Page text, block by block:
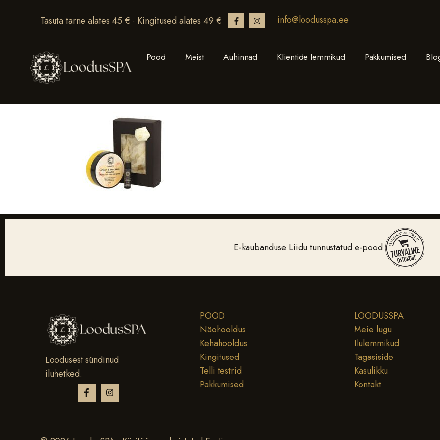
Tasuta tarne alates 45 € · Kingitused alates 49 € info@loodusspa.ee
Pood Meist Auhinnad Klientide lemmikud Pakkumised
E-kaubanduse Liidu tunnustatud e-pood
Loodusest sündinud
iluhetked.
POOD
Näohooldus
Kehahooldus
Kingitused
Telli testrid
Pakkumised
LOODUSSPA
Meie lugu
Ilulemmikud
Tagasiside
Kasulikku
Kontakt